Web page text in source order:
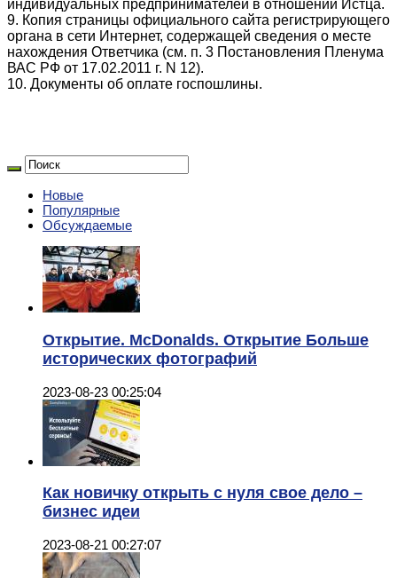
индивидуальных предпринимателей в отношении Истца.
9. Копия страницы официального сайта регистрирующего
органа в сети Интернет, содержащей сведения о месте
нахождения Ответчика (см. п. 3 Постановления Пленума
ВАС РФ от 17.02.2011 г. N 12).
10. Документы об оплате госпошлины.
Новые
Популярные
Обсуждаемые
Открытие. McDonalds. Открытие Больше
исторических фотографий
2023-08-23 00:25:04
Как новичку открыть с нуля свое дело –
бизнес идеи
2023-08-21 00:27:07